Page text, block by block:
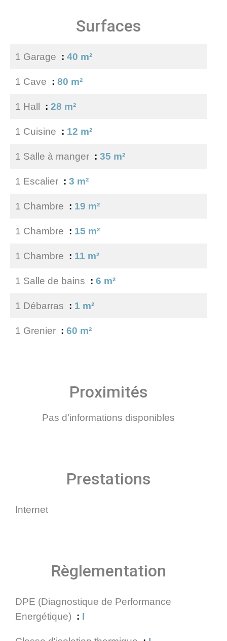
Surfaces
1 Garage 40 m²
1 Cave 80 m²
1 Hall 28 m²
1 Cuisine 12 m²
1 Salle à manger 35 m²
1 Escalier 3 m²
1 Chambre 19 m²
1 Chambre 15 m²
1 Chambre 11 m²
1 Salle de bains 6 m²
1 Débarras 1 m²
1 Grenier 60 m²
Proximités
Pas d'informations disponibles
Prestations
Internet
Règlementation
DPE (Diagnostique de Performance
Energétique)
I